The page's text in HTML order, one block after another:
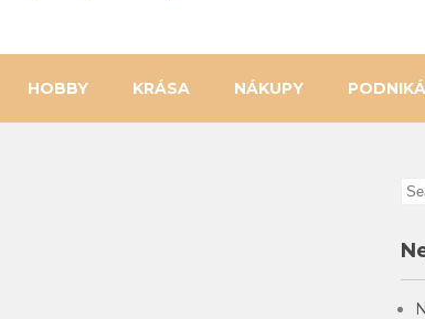
HOBBY KRÁSA NÁKUPY